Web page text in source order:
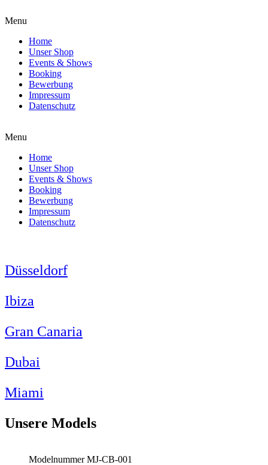
Menu
Home
Unser Shop
Events & Shows
Booking
Bewerbung
Impressum
Datenschutz
Menu
Home
Unser Shop
Events & Shows
Booking
Bewerbung
Impressum
Datenschutz
Düsseldorf
Ibiza
Gran Canaria
Dubai
Miami
Unsere Models
Modelnummer MJ-CB-001